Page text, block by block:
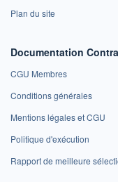
Plan du site
Documentation
CGU Membres
Conditions générales
Mentions légales et CGU
Politique d'exécution
Rapport de meilleure